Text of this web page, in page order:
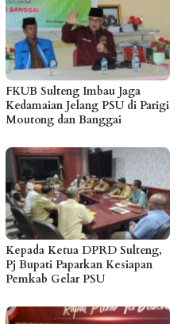
FKUB Sulteng Imbau Jaga
Kedamaian Jelang PSU di Parigi
Moutong dan Banggai
Kepada Ketua DPRD Sulteng,
Pj Bupati Paparkan Kesiapan
Pemkab Gelar PSU